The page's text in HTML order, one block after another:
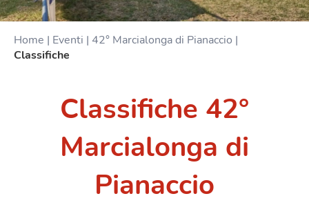
Home | Eventi | 42° Marcialonga di Pianaccio |
Classifiche
Classifiche 42°
Marcialonga di
Pianaccio